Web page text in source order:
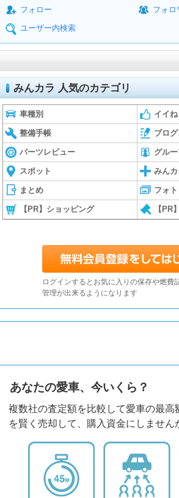
フォロー
フォロ
ユーザー内検索
みんカラ 人気のカテゴリ
車種別 イイね
整備手帳 ブログ
パーツレビュー グル
スポット みんカ
まとめ フォト
【PR】ショッピング 【PR
ログインするとお気に入りの保存や燃費
管理が出来るようになります
あなたの愛車、今いくら？
複数社の査定額を比較して愛車の最高
を賢く売却して、購入資金にしません